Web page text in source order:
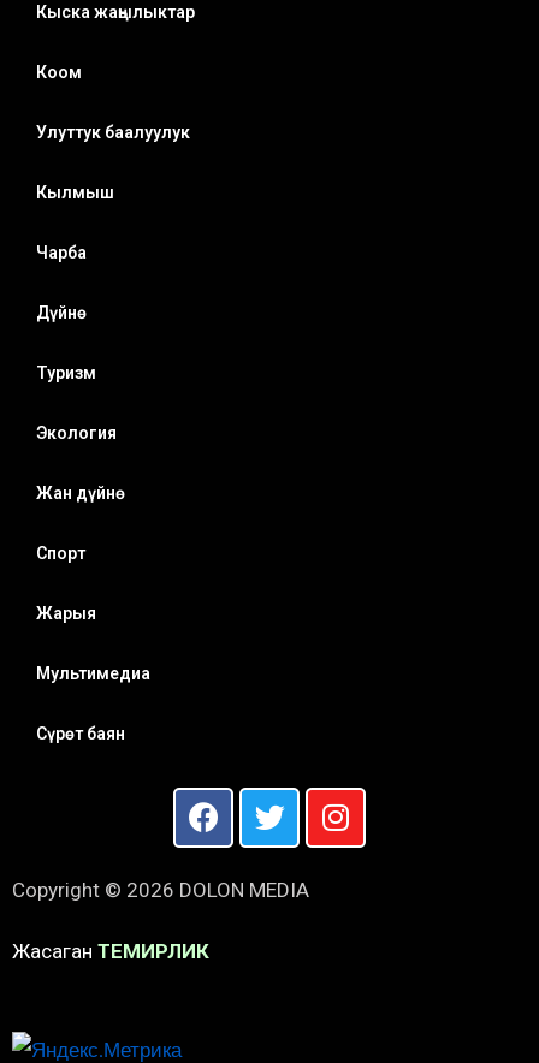
Кыска жаңылыктар
Коом
Улуттук баалуулук
Кылмыш
Чарба
Дүйнө
Туризм
Экология
Жан дүйнө
Спорт
Жарыя
Мультимедиа
Сүрөт баян
Copyright © 2026 DOLON MEDIA
Жасаган ТЕМИРЛИК